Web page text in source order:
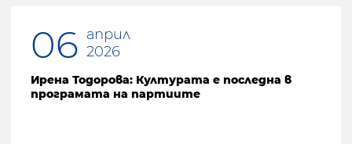
06 април
2026
Ирена Тодорова: Културата е последна в
програмата на партиите